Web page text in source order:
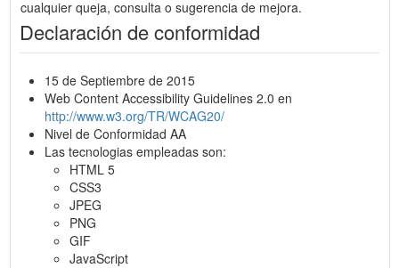
cualquier queja, consulta o sugerencia de mejora.
Declaración de conformidad
15 de Septiembre de 2015
Web Content Accessibility Guidelines 2.0 en
http://www.w3.org/TR/WCAG20/
Nivel de Conformidad AA
Las tecnologias empleadas son:
HTML 5
CSS3
JPEG
PNG
GIF
JavaScript